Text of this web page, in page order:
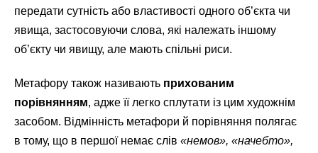
передати сутність або властивості одного об’єкта чи
явища, застосовуючи слова, які належать іншому
об’єкту чи явищу, але мають спільні риси.
Метафору також називають прихованим
порівнянням, адже її легко сплутати із цим художнім
засобом. Відмінність метафори й порівняння полягає
в тому, що в першої немає слів «немов», «начебто»,